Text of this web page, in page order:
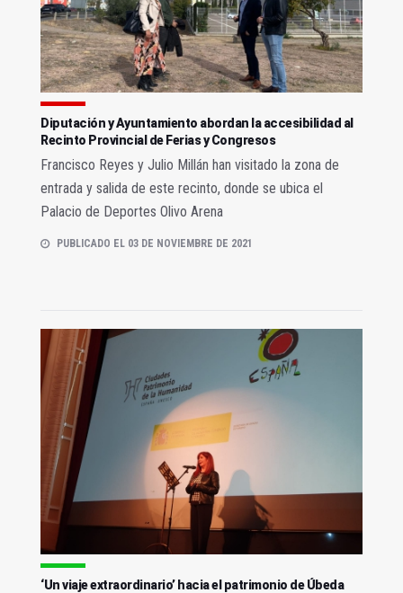
Diputación y Ayuntamiento abordan la accesibilidad al
Recinto Provincial de Ferias y Congresos
Francisco Reyes y Julio Millán han visitado la zona de
entrada y salida de este recinto, donde se ubica el
Palacio de Deportes Olivo Arena
PUBLICADO EL 03 DE NOVIEMBRE DE 2021
‘Un viaje extraordinario’ hacia el patrimonio de Úbeda